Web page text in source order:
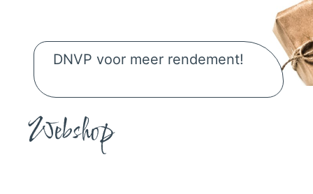
DNVP voor meer rendement!
Webshop